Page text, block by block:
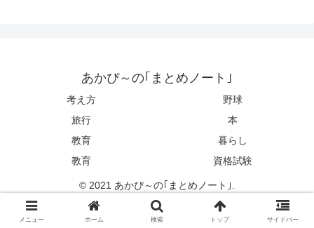
あかぴ～の｢まとめノート｣
考え方
野球
旅行
本
教育
暮らし
教育
資格試験
© 2021 あかぴ～の｢まとめノート｣.
メニュー ホーム 検索 トップ サイドバー